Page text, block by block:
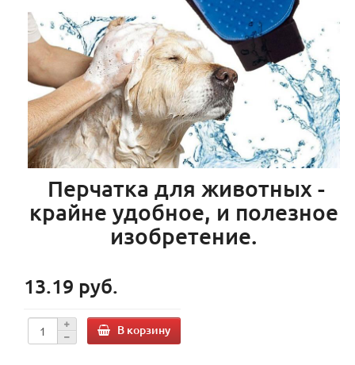
Перчатка для животных -
крайне удобное, и полезное
изобретение.
13.19 руб.
В корзину